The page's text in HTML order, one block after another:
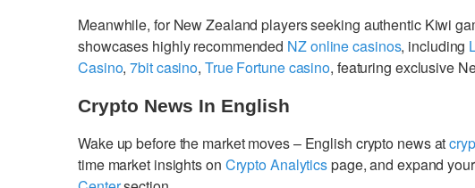
Meanwhile, for New Zealand players seeking authentic Kiwi
showcases highly recommended NZ online casinos, including
Casino,7bit casino, True Fortune casino, featuring exclusive
Crypto News In English
Wake up before the market moves – English crypto news at
time market insights on Crypto Analyticspage, and expand